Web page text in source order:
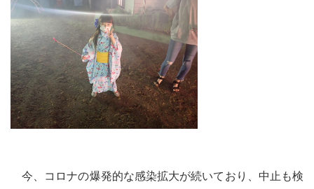
今、コロナの爆発的な感染拡大が続いており、中止も検